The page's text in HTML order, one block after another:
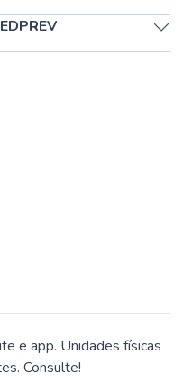
e app. Unidades físicas
Consulte!